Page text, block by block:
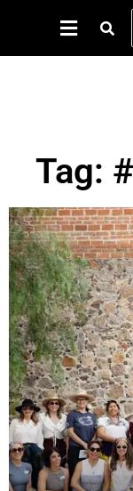
Tag: